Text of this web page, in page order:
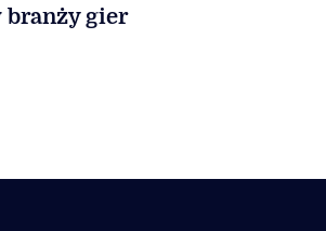
branży gier